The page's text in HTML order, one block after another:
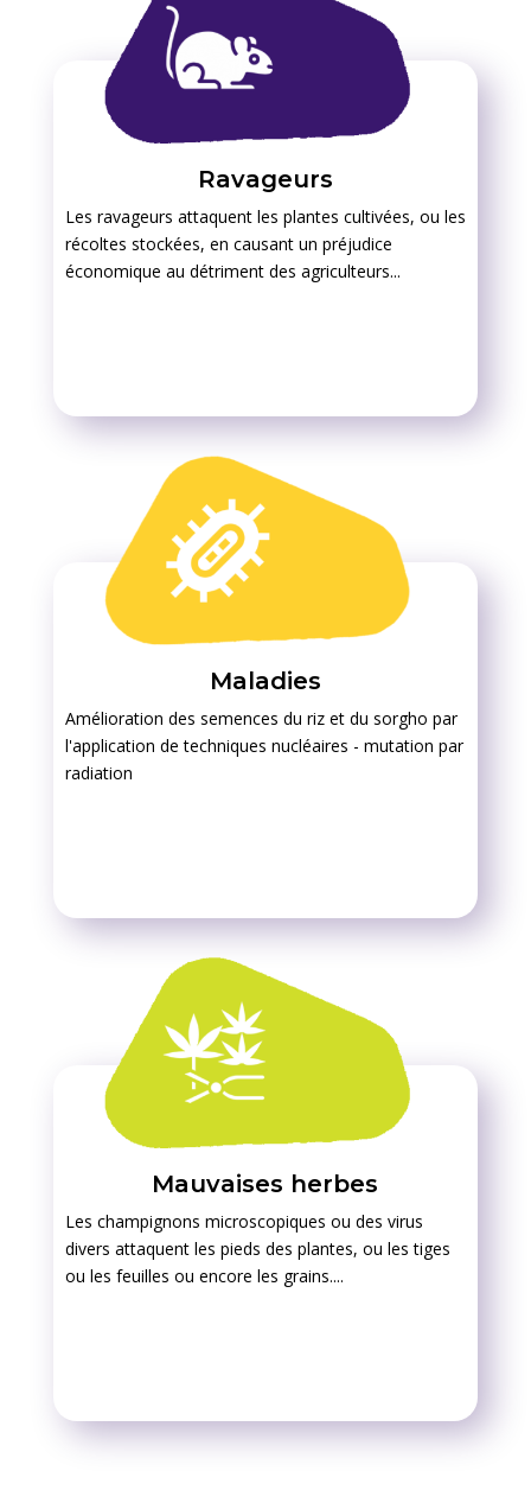
Ravageurs
Les ravageurs attaquent les plantes cultivées, ou les
récoltes stockées, en causant un préjudice
économique au détriment des agriculteurs...
Maladies
Amélioration des semences du riz et du sorgho par
l'application de techniques nucléaires - mutation par
radiation
Mauvaises herbes
Les champignons microscopiques ou des virus
divers attaquent les pieds des plantes, ou les tiges
ou les feuilles ou encore les grains....